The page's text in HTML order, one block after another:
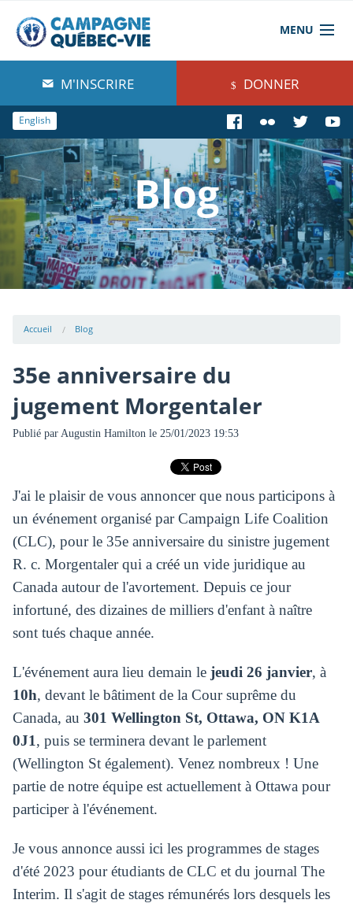
MENU
À propos de nous
Blog
Comprendre
Agir
Boutique
M'INSCRIRE DONNER
English
Blog
Accueil Blog
35e anniversaire du
jugement Morgentaler
Publié par Augustin Hamilton le 25/01/2023 19:53
J'ai le plaisir de vous annoncer que nous participons à
un événement organisé par Campaign Life Coalition
(CLC), pour le 35e anniversaire du sinistre jugement
R. c. Morgentaler qui a créé un vide juridique au
Canada autour de l'avortement. Depuis ce jour
infortuné, des dizaines de milliers d'enfant à naître
sont tués chaque année.
L'événement aura lieu demain le jeudi 26 janvier, à
10h, devant le bâtiment de la Cour suprême du
Canada, au 301 Wellington St, Ottawa, ON K1A
0J1, puis se terminera devant le parlement
(Wellington St également). Venez nombreux ! Une
partie de notre équipe est actuellement à Ottawa pour
participer à l'événement.
Je vous annonce aussi ici les programmes de stages
d'été 2023 pour étudiants de CLC et du journal The
Interim. Il s'agit de stages rémunérés lors desquels les